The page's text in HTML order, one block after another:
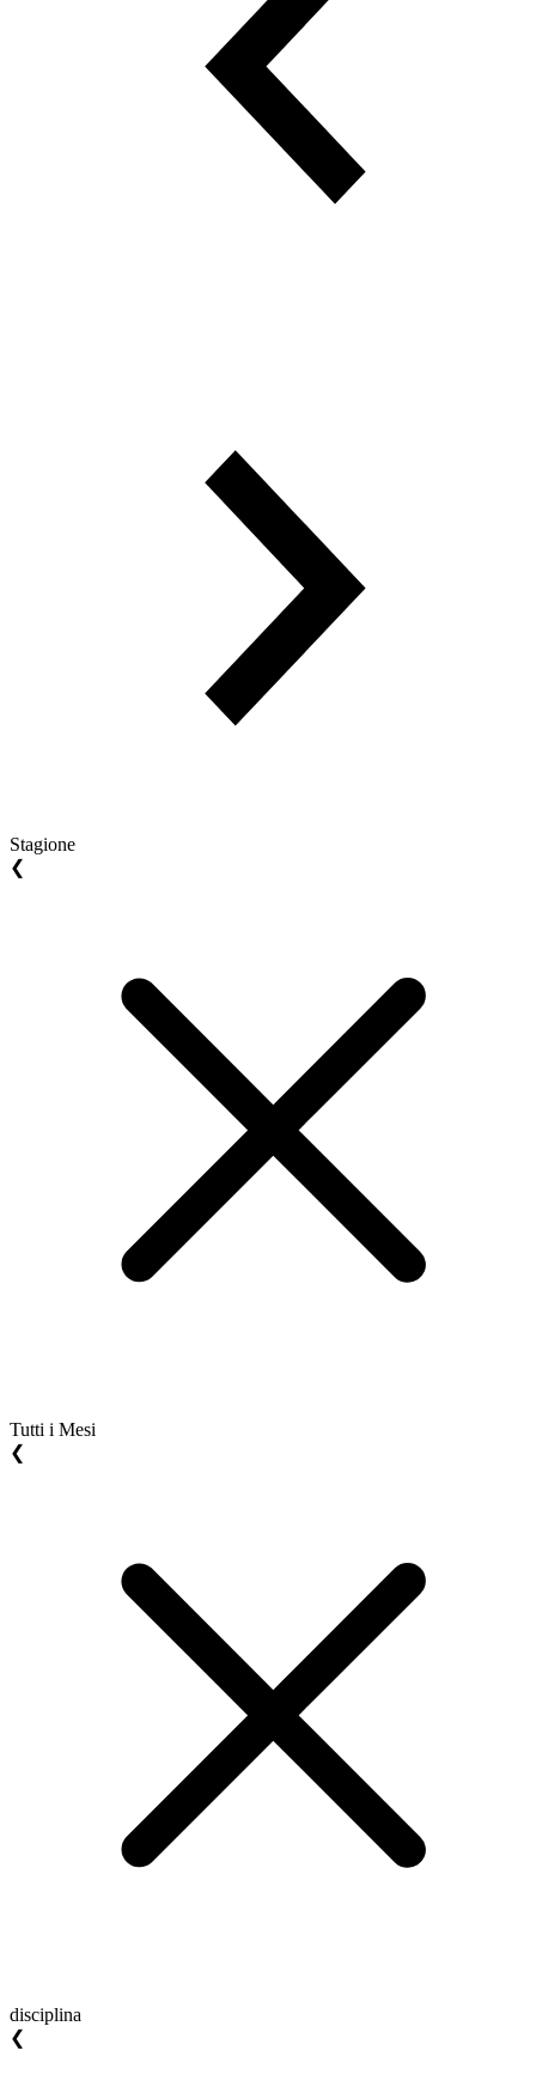
Stagione
❮
Tutti i Mesi
❮
disciplina
❮